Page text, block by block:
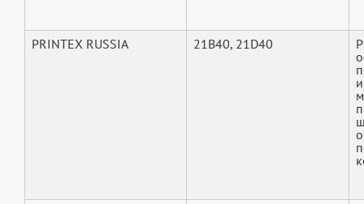
PRINTEX RUSSIA 21B40, 21D40